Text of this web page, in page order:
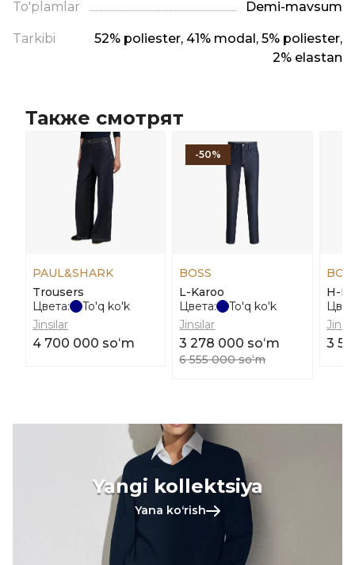
To'plamlar Demi-mavsum
Tarkibi
52% poliester, 41% modal, 5% poliester,
2% elastan
Также смотрят
PAUL&SHARK
Trousers
Цвета:
To'q ko'k
Jinsilar
4 700 000 soʻm
-50%
BOSS
L-Karoo
Цвета:
To'q ko'k
Jinsilar
3 278 000 soʻm
6 555 000 soʻm
H-
3
Yangi kollektsiya
Yana koʻrish